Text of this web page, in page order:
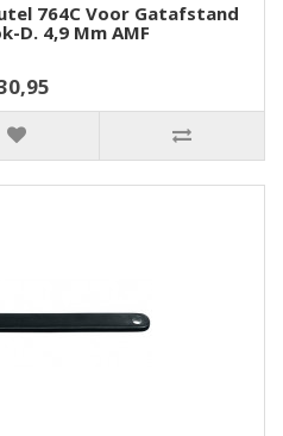
764C Voor Gatafstand
D. 4,9 Mm AMF